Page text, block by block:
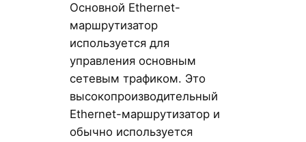
Основной Ethernet-
маршрутизатор
используется для
управления основным
сетевым трафиком. Это
высокопроизводительный
Ethernet-маршрутизатор и
обычно используется